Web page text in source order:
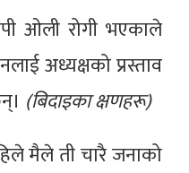
ओली रोगी भएकाले
अध्यक्षको प्रस्ताव
(बिदाइका क्षणहरू)
मैले ती चारै जनाको